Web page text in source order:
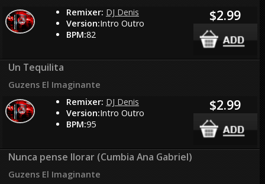
Remixer: DJ Denis
Version:Intro Outro
BPM:82
$2.99
Un Tequilita
Guzens El Imaginante
Remixer: DJ Denis
Version:Intro Outro
BPM:95
$2.99
Nunca pense llorar (Cumbia Ana Gabriel)
Guzens El Imaginante